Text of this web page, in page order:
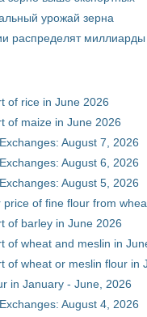
урожай зерна
распределят
of rice in June 2026
of maize in June 2026
August 7, 2026
August 6, 2026
August 5, 2026
of fine flour from
of barley in June 2026
of wheat and meslin in
of wheat or meslin flour in
in January - June, 2026
August 4, 2026